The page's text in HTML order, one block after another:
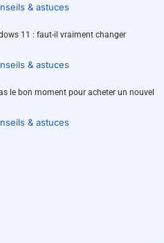
& astuces
11 : faut-il vraiment changer
& astuces
le bon moment pour acheter un nouvel
& astuces